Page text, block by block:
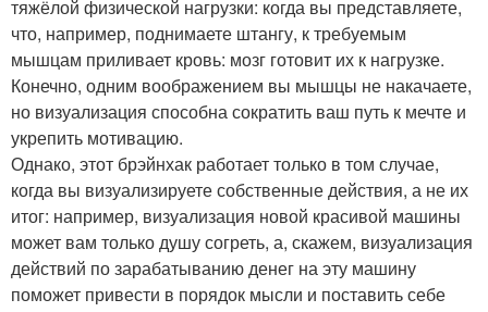
тяжёлой физической нагрузки: когда вы представляете,
что, например, поднимаете штангу, к требуемым
мышцам приливает кровь: мозг готовит их к нагрузке.
Конечно, одним воображением вы мышцы не накачаете,
но визуализация способна сократить ваш путь к мечте и
укрепить мотивацию.
Однако, этот брэйнхак работает только в том случае,
когда вы визуализируете собственные действия, а не их
итог: например, визуализация новой красивой машины
может вам только душу согреть, а, скажем, визуализация
действий по зарабатыванию денег на эту машину
поможет привести в порядок мысли и поставить себе